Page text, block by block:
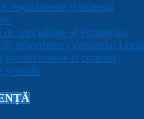
regulamente și strategii
de specialitate al Primarului
în subordinea Consiliului Local
posturi scoase la concurs
și studii